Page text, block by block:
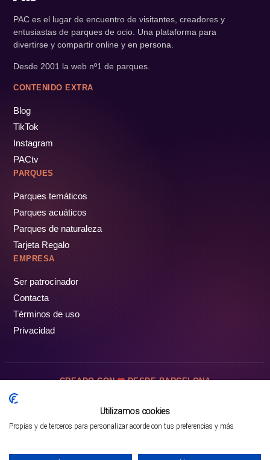
Mejor opción en SATOORDAY
PAC es el lugar de encuentro de visitantes, creadores y
entusiastas de parques de ocio. Una plataforma para
divertirse y compartir online y en persona.
Desde 2001 la web nº1 de parques.
CONTENIDO EXTRA
Blog
TikTok
Instagram
PACtv
PARQUES
Parques temáticos
Parques acuáticos
Parques de naturaleza
Tarjeta Regalo
EMPRESA
Ser patrocinador
Contacta
Términos de uso
Privacidad
CREADO CON DESDE BARCELONA
Utilizamos cookies
Propias y de terceros para personalizar acorde con tus preferencias y más